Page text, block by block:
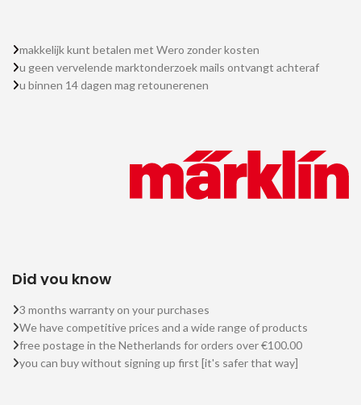
makkelijk kunt betalen met Wero zonder kosten
u geen vervelende marktonderzoek mails ontvangt achteraf
u binnen 14 dagen mag retounerenen
Did you know
3 months warranty on your purchases
We have competitive prices and a wide range of products
free postage in the Netherlands for orders over €100.00
you can buy without signing up first [it's safer that way]